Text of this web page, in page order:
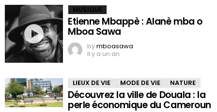
MUSIQUE
Etienne Mbappè : Alanè mba o
Mboa Sawa
bymboasawa
il y a un an
LIEUX DE VIE MODE DE VIE NATURE
Découvrez la ville de Douala : la
perle économique du Cameroun